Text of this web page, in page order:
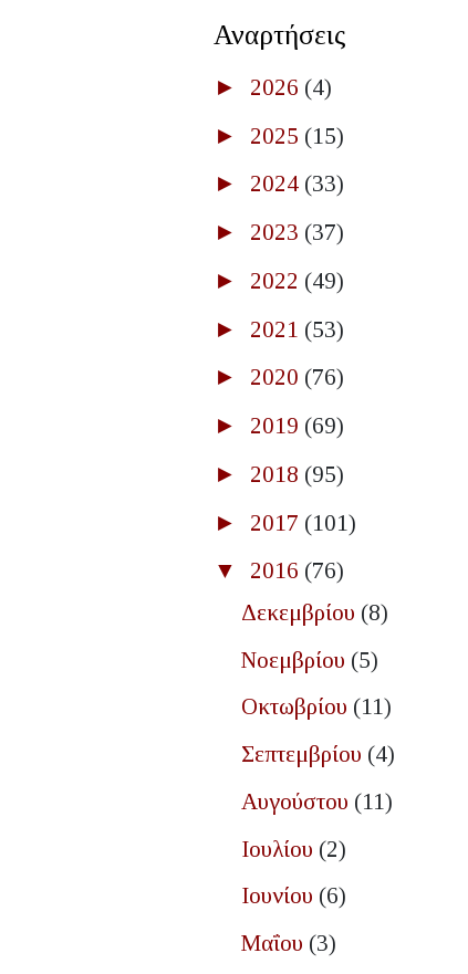
Αναρτήσεις
► 2026 (4)
► 2025 (15)
► 2024 (33)
► 2023 (37)
► 2022 (49)
► 2021 (53)
► 2020 (76)
► 2019 (69)
► 2018 (95)
► 2017 (101)
▼ 2016 (76)
Δεκεμβρίου (8)
Νοεμβρίου (5)
Οκτωβρίου (11)
Σεπτεμβρίου (4)
Αυγούστου (11)
Ιουλίου (2)
Ιουνίου (6)
Μαΐου (3)